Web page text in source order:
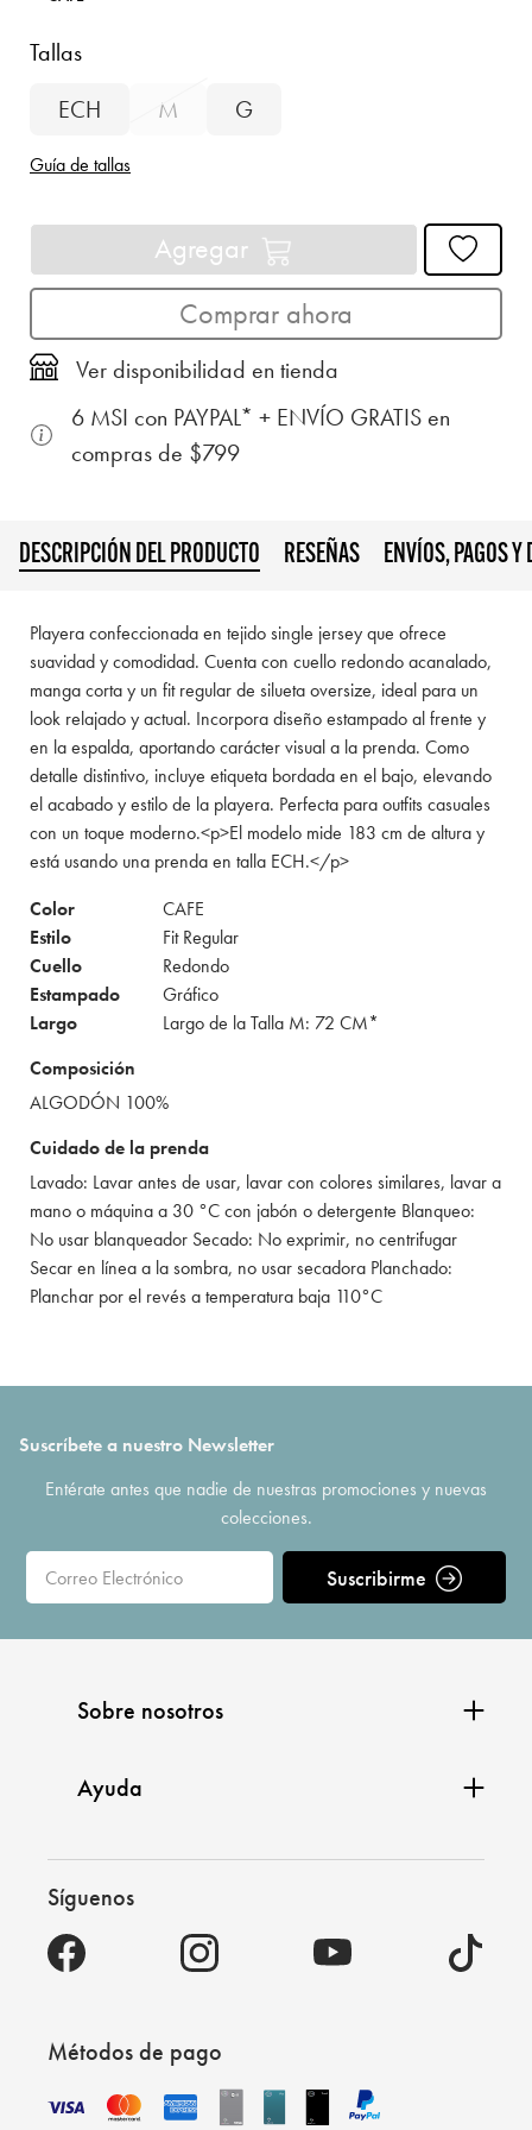
Tallas
ECH
M G
Guía de tallas
Agregar
Comprar ahora
Ver disponibilidad en tienda
6 MSI con PAYPAL* + ENVÍO GRATIS en
compras de $799
DESCRIPCIÓN DEL PRODUCTO RESEÑAS ENVÍOS, PAGOS Y
Playera confeccionada en tejido single jersey que ofrece
suavidad y comodidad. Cuenta con cuello redondo acanalado,
manga corta y un fit regular de silueta oversize, ideal para un
look relajado y actual. Incorpora diseño estampado al frente y
en la espalda, aportando carácter visual a la prenda. Como
detalle distintivo, incluye etiqueta bordada en el bajo, elevando
el acabado y estilo de la playera. Perfecta para outfits casuales
con un toque moderno.<p>El modelo mide 183 cm de altura y
está usando una prenda en talla ECH.</p>
Color
CAFE
Estilo
Fit Regular
Cuello
Redondo
Estampado
Gráfico
Largo
Largo de la Talla M: 72 CM*
Composición
ALGODÓN 100%
Cuidado de la prenda
Lavado: Lavar antes de usar, lavar con colores similares, lavar a
mano o máquina a 30 °C con jabón o detergente Blanqueo:
No usar blanqueador Secado: No exprimir, no centrifugar
Secar en línea a la sombra, no usar secadora Planchado:
Planchar por el revés a temperatura baja 110°C
Suscríbete a nuestro Newsletter
Entérate antes que nadie de nuestras promociones y nuevas
colecciones.
Suscribirme
Sobre nosotros
Ayuda
Síguenos
Métodos de pago